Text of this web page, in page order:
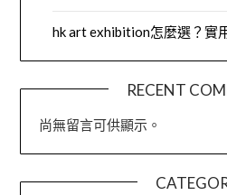
hk art exhibition怎麼選？實
RECENT
尚無留言可供顯示。